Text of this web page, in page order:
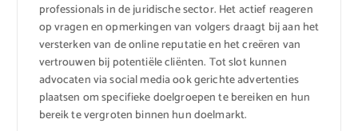
professionals in de juridische sector. Het actief reageren
op vragen en opmerkingen van volgers draagt bij aan het
versterken van de online reputatie en het creëren van
vertrouwen bij potentiële cliënten. Tot slot kunnen
advocaten via social media ook gerichte advertenties
plaatsen om specifieke doelgroepen te bereiken en hun
bereik te vergroten binnen hun doelmarkt.